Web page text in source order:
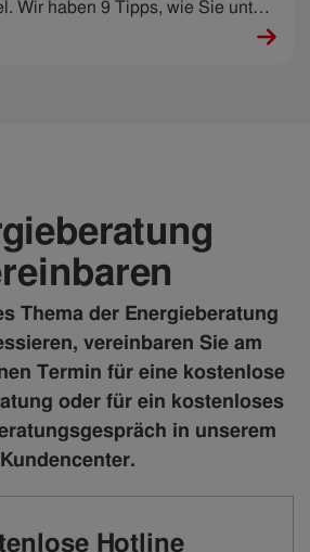
Wir haben 9 Tipps, wie Sie unter
Wasser und Wärme verbrauchen,
Thema der Energieberatung
vereinbaren Sie am
Termin für eine kostenlose
oder für ein kostenloses
in unserem
Kundencenter.
Hotline